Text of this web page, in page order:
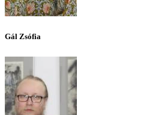
Gál Zsófia